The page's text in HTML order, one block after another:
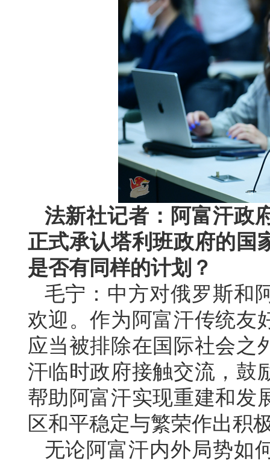
法新社记者：阿富汗政
正式承认塔利班政府的国
是否有同样的计划？
毛宁：中方对俄罗斯和
欢迎。作为阿富汗传统友
应当被排除在国际社会之
汗临时政府接触交流，鼓
帮助阿富汗实现重建和发
区和平稳定与繁荣作出积
无论阿富汗内外局势如